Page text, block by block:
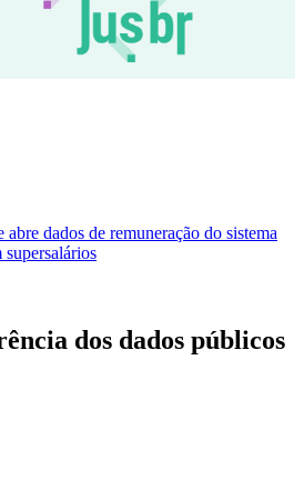
dados de remuneração do sistema
supersalários
dos dados públicos